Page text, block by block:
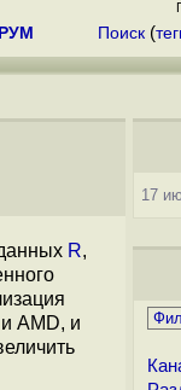
Поиск (
R,
AMD, и
17